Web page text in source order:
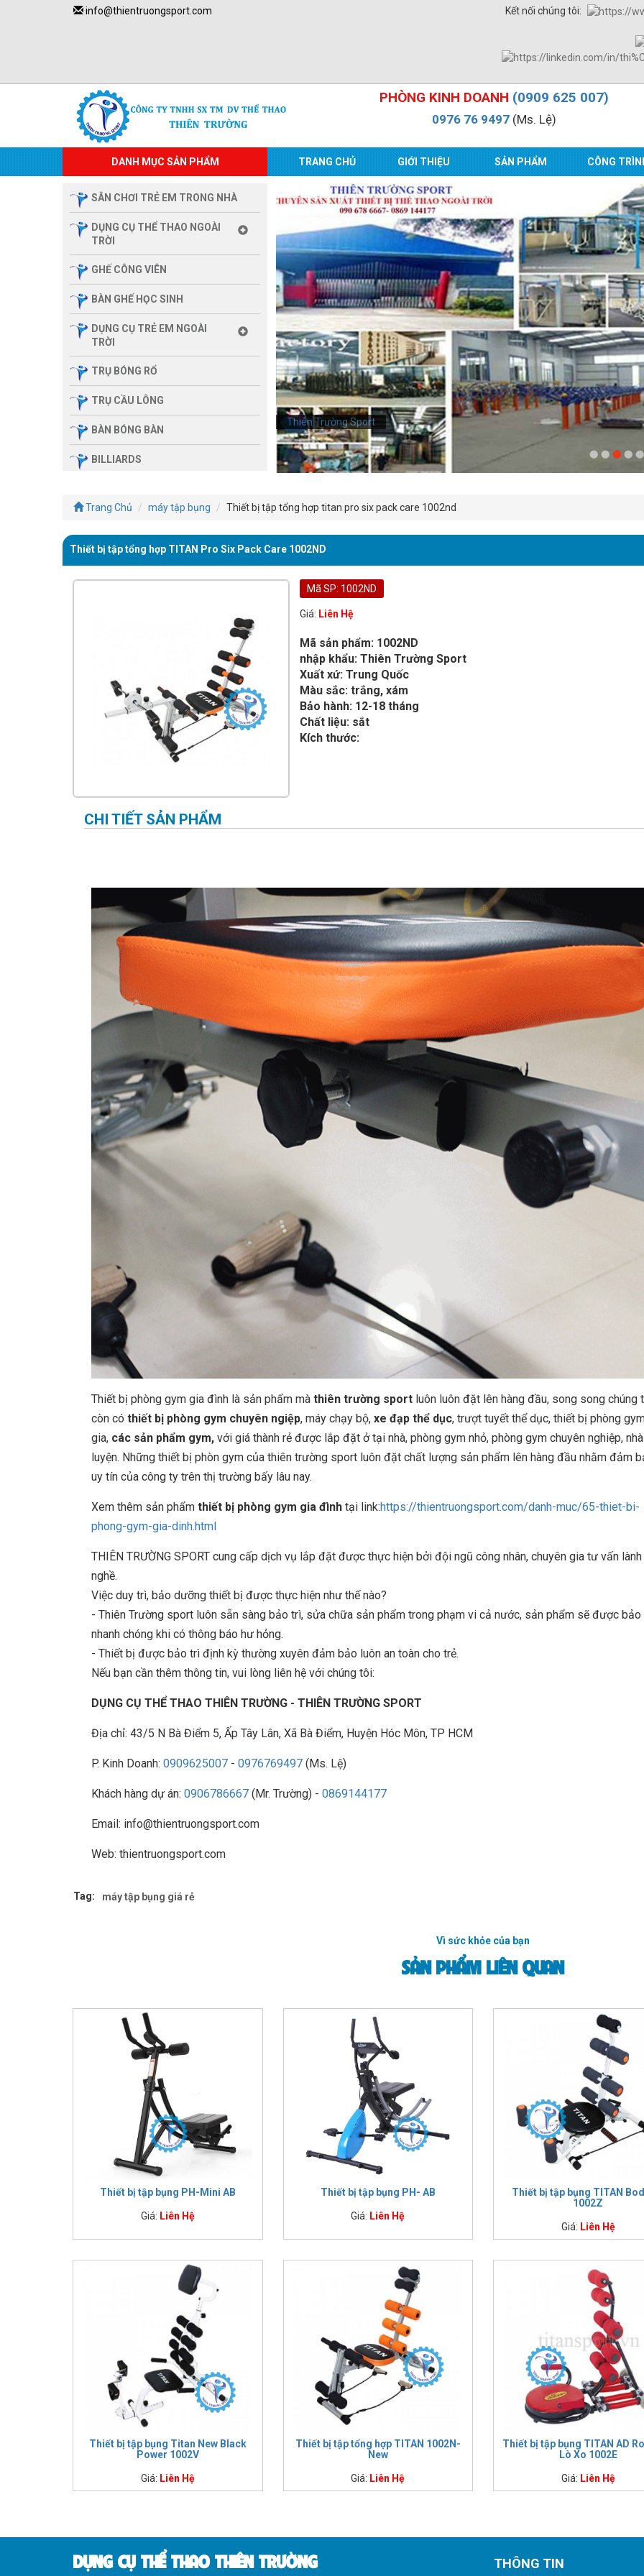
info@thientruongsport.com Kết nối chúng tôi:
PHÒNG KINH DOANH (0909 625 007)
0976 76 9497(Ms. Lệ)
DANH MỤC SẢN PHẨM TRANG CHỦ GIỚI THIỆU SẢN PHẨM CÔNG
SÂN CHƠI TRẺ EM TRONG NHÀ
DỤNG CỤ THỂ THAO NGOÀI
TRỜI
GHẾ CÔNG VIÊN
BÀN GHẾ HỌC SINH
DỤNG CỤ TRẺ EM NGOÀI
TRỜI
TRỤ BÓNG RỔ
TRỤ CẦU LÔNG
BÀN BÓNG BÀN
BILLIARDS
ĐÌNH
THIẾT BỊ PHÒNG GYM THIÊN
TRƯỜNG
CỎ NHÂN TẠO
Thiên Trường Sport
Trang Chủ máy tập bụng Thiết bị tập tổng hợp titan pro six pack care 1002nd
Thiết bị tập tổng hợp TITAN Pro Six Pack Care 1002ND
Mã SP: 1002ND
Giá: Liên Hệ
Mã sản phẩm: 1002ND
nhập khẩu: Thiên Trường Sport
Xuất xứ: Trung Quốc
Màu sắc: trắng, xám
Bảo hành: 12-18 tháng
Chất liệu: sắt
Kích thước:
CHI TIẾT SẢN PHẨM
Thiết bị phòng gym gia đình là sản phẩm mà thiên trường sport luôn luôn đặt lên hàng đầu, song song chúng
còn có thiết bị phòng gym chuyên ngiệp, máy chạy bộ, xe đạp thể dục, trượt tuyết thể dục, thiết bị phòng
gia, các sản phẩm gym, với giá thành rẻ được lắp đặt ở tại nhà, phòng gym nhỏ, phòng gym chuyên nghiệp,
luyện. Những thiết bị phòn gym của thiên trường sport luôn đặt chất lượng sản phẩm lên hàng đầu nhằm đảm
uy tín của công ty trên thị trường bấy lâu nay.
Xem thêm sản phẩm thiết bị phòng gym gia đình tại link:https://thientruongsport.com/danh-muc/65-thiet-bi-
phong-gym-gia-dinh.html
THIÊN TRƯỜNG SPORT cung cấp dịch vụ lắp đặt được thực hiện bởi đội ngũ công nhân, chuyên gia tư vấn lành
nghề.
Việc duy trì, bảo dưỡng thiết bị được thực hiện như thế nào?
- Thiên Trường sport luôn sẵn sàng bảo trì, sửa chữa sản phẩm trong phạm vi cả nước, sản phẩm sẽ được bảo
nhanh chóng khi có thông báo hư hỏng.
- Thiết bị được bảo trì định kỳ thường xuyên đảm bảo luôn an toàn cho trẻ.
Nếu bạn cần thêm thông tin, vui lòng liên hệ với chúng tôi:
DỤNG CỤ THỂ THAO THIÊN TRƯỜNG - THIÊN TRƯỜNG SPORT
Địa chỉ: 43/5 N Bà Điểm 5, Ấp Tây Lân, Xã Bà Điểm, Huyện Hóc Môn, TP HCM
P. Kinh Doanh: 0909625007 - 0976769497 (Ms. Lệ)
Khách hàng dự án: 0906786667 (Mr. Trường) - 0869144177
Email: info@thientruongsport.com
Web: thientruongsport.com
Tag: máy tập bụng giá rẻ
Vì sức khỏe của bạn
SẢN PHẨM LIÊN QUAN
Thiết bị tập bụng PH-Mini AB
Giá: Liên Hệ
Thiết bị tập bụng PH- AB
Giá: Liên Hệ
Thiết bị tập bụng TITAN
1002Z
Giá: Liên Hệ
Thiết bị tập bụng Titan New Black
Power 1002V
Giá: Liên Hệ
Thiết bị tập tổng hợp TITAN 1002N-
New
Giá: Liên Hệ
Thiết bị tập bụng TITAN AD
Lò Xo 1002E
Giá: Liên Hệ
DỤNG CỤ THỂ THAO THIÊN TRƯỜNG THÔNG TIN